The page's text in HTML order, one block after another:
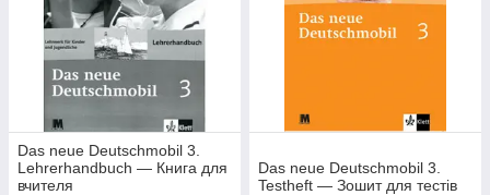
Das neue Deutschmobil 3.
Lehrerhandbuch — Книга для
вчителя
Das neue Deutschmobil 3.
Testheft — Зошит для тестів